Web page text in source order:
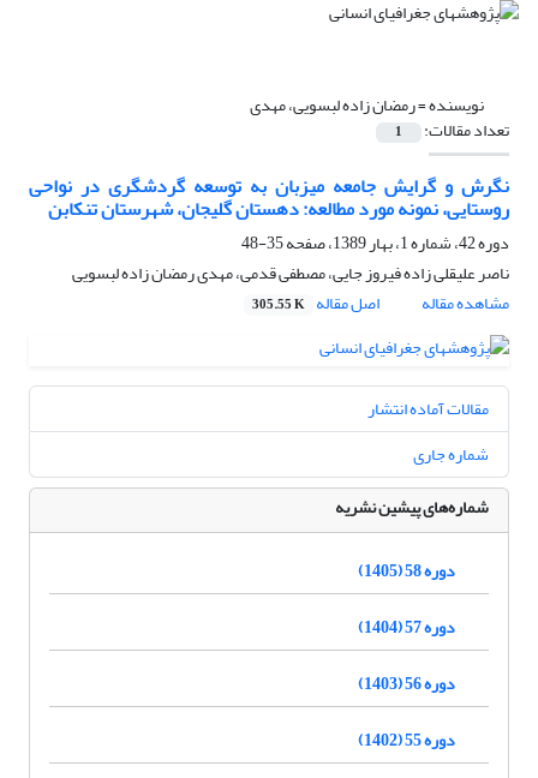
نویسنده =رمضان زاده لبسویی، مهدی
تعداد مقالات: 1
نگرش و گرایش جامعه میزبان به توسعه گردشگری در نواحی
روستایی، نمونه مورد مطالعه: دهستان گلیجان، شهرستان تنکابن
دوره 42، شماره 1، بهار 1389، صفحه
35-48
ناصر علیقلی زاده فیروز جایی، مصطفی قدمی، مهدی رمضان زاده لبسویی
مشاهده مقاله
اصل مقاله 305.55 K
مقالات آماده انتشار
شماره جاری
شماره‌های پیشین نشریه
دوره 58 (1405)
دوره 57 (1404)
دوره 56 (1403)
دوره 55 (1402)